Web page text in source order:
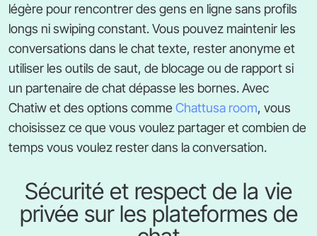
légère pour rencontrer des gens en ligne sans profils
longs ni swiping constant. Vous pouvez maintenir les
conversations dans le chat texte, rester anonyme et
utiliser les outils de saut, de blocage ou de rapport si
un partenaire de chat dépasse les bornes. Avec
Chatiw et des options comme Chattusa room, vous
choisissez ce que vous voulez partager et combien de
temps vous voulez rester dans la conversation.
Sécurité et respect de la vie
privée sur les plateformes de